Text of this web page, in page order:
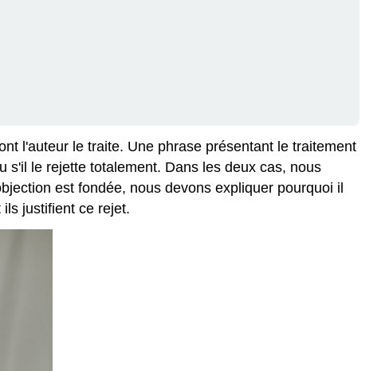
l'auteur le traite. Une phrase présentant le traitement
s'il le rejette totalement. Dans les deux cas, nous
est fondée, nous devons expliquer pourquoi il
justifient ce rejet.